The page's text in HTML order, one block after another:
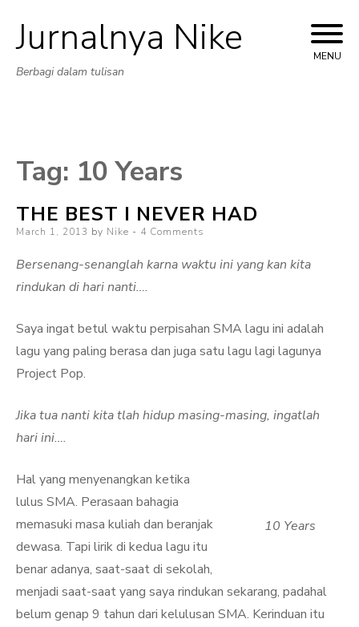
Skip
Jurnalnya Nike
Berbagi dalam tulisan
MENU
Tag: 10 Years
THE BEST I NEVER HAD
Posted
March 1, 2013 by Nike 4 Comments
Bersenang-senanglah karna waktu ini yang kan kita
rindukan di hari nanti….
Saya ingat betul waktu perpisahan SMA lagu ini adalah
lagu yang paling berasa dan juga satu lagu lagi lagunya
Project Pop.
Jika tua nanti kita tlah hidup masing-masing, ingatlah
hari ini….
10 Years
Hal yang menyenangkan ketika
lulus SMA. Perasaan bahagia
memasuki masa kuliah dan beranjak
dewasa. Tapi lirik di kedua lagu itu
benar adanya, saat-saat di sekolah,
menjadi saat-saat yang saya rindukan sekarang, padahal
belum genap 9 tahun dari kelulusan SMA. Kerinduan itu